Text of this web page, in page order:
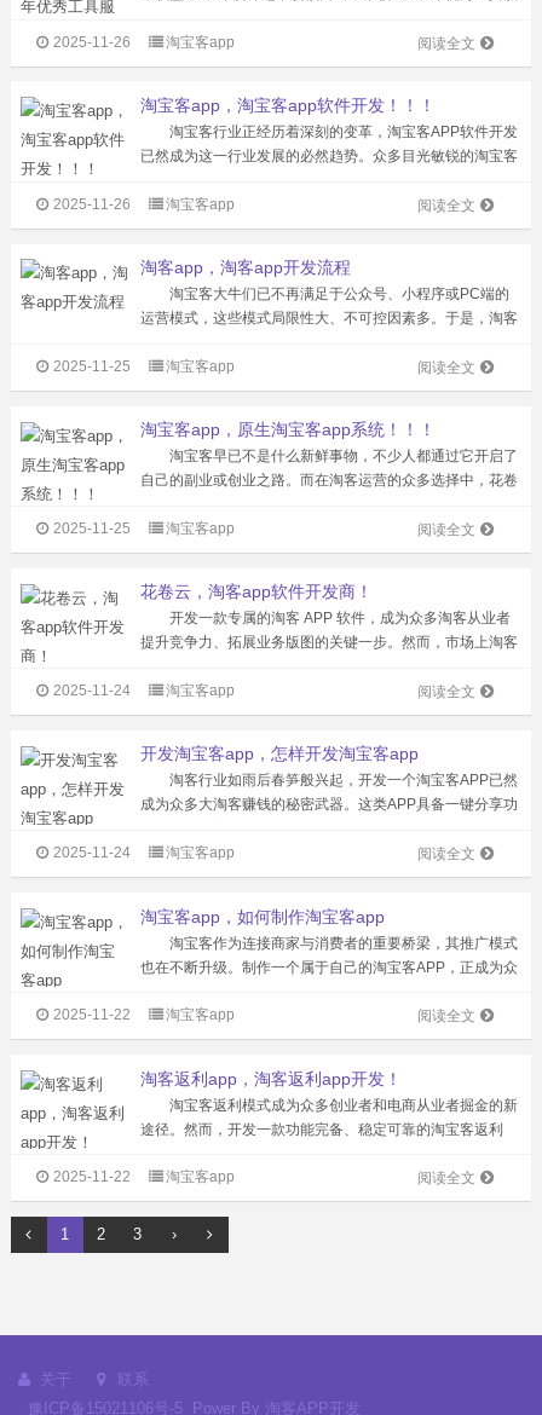
表现的肯定，也彰显了其在推动电商生态创新与服务升级方
面的领先地位。作为一款专...
阅读全文
2025-11-26 淘宝客app
淘宝客app，淘宝客app软件开发！！！
淘宝客行业正经历着深刻的变革，淘宝客APP软件开发
已然成为这一行业发展的必然趋势。众多目光敏锐的淘宝客
从而收获了丰厚的回报。 淘宝客APP软件开发的优势显
著，犹如一把开启财富之门的...
阅读全文
2025-11-26 淘宝客app
淘客app，淘客app开发流程
淘宝客大牛们已不再满足于公众号、小程序或PC端的
运营模式，这些模式局限性大、不可控因素多。于是，淘客
流程呢？ 同盟账户是淘客APP开发的基础。淘宝客们一
定要将自己的账户升级为高...
阅读全文
2025-11-25 淘宝客app
淘宝客app，原生淘宝客app系统！！！
淘宝客早已不是什么新鲜事物，不少人都通过它开启了
自己的副业或创业之路。而在淘客运营的众多选择中，花卷
我们就来深入对比分析一番。 先聊聊淘客小程序和公众
号。它们最大的优势在于依托微信...
阅读全文
2025-11-25 淘宝客app
花卷云，淘客app软件开发商！
开发一款专属的淘客 APP 软件，成为众多淘客从业者
提升竞争力、拓展业务版图的关键一步。然而，市场上淘客
伙伴，成为摆在淘客们面前的一道重要课题。 目前，市
场上的淘客 APP 开发...
阅读全文
2025-11-24 淘宝客app
开发淘宝客app，怎样开发淘宝客app
淘客行业如雨后春笋般兴起，开发一个淘宝客APP已然
成为众多大淘客赚钱的秘密武器。这类APP具备一键分享功
广工作，为淘客们开辟了更为广阔的盈利空间。那么，究竟
该如何开发淘宝客APP 呢？...
阅读全文
2025-11-24 淘宝客app
淘宝客app，如何制作淘宝客app
淘宝客作为连接商家与消费者的重要桥梁，其推广模式
也在不断升级。制作一个属于自己的淘宝客APP，正成为众
何制作淘宝客 APP，又有什么好处呢？ 制作淘宝客
APP并非一蹴而就，需要对行业...
阅读全文
2025-11-22 淘宝客app
淘客返利app，淘客返利app开发！
淘宝客返利模式成为众多创业者和电商从业者掘金的新
途径。然而，开发一款功能完备、稳定可靠的淘宝客返利
护，每一个环节都充满挑战。不过，有了花卷云，这一切都
变得轻松简单。 花卷云为淘宝客们...
阅读全文
2025-11-22 淘宝客app
1 2 3 ›
关于
联系
豫ICP备15021106号-5
Power By 淘客APP开发